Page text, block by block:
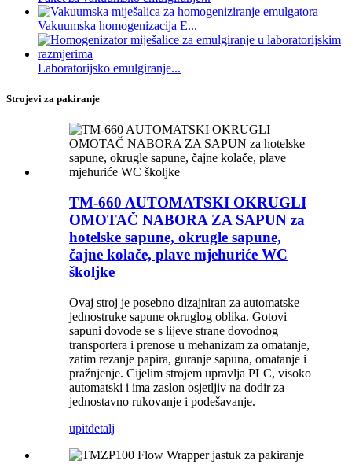
Vakuumska homogenizacija E...
Laboratorijsko emulgiranje...
Strojevi za pakiranje
TM-660 AUTOMATSKI OKRUGLI
OMOTAČ NABORA ZA SAPUN za
hotelske sapune, okrugle sapune,
čajne kolače, plave mjehuriće WC
školjke
Ovaj stroj je posebno dizajniran za automatske
jednostruke sapune okruglog oblika. Gotovi
sapuni dovode se s lijeve strane dovodnog
transportera i prenose u mehanizam za omatanje,
zatim rezanje papira, guranje sapuna, omatanje i
pražnjenje. Cijelim strojem upravlja PLC, visoko
automatski i ima zaslon osjetljiv na dodir za
jednostavno rukovanje i podešavanje.
upitdetalj